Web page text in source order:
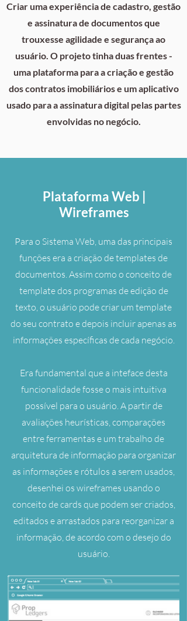
Criar uma experiência de cadastro, gestão
e assinatura de documentos que
trouxesse agilidade e segurança ao
usuário. O projeto tinha duas frentes -
uma plataforma para a criação e gestão
dos contratos imobiliários e um aplicativo
usado para a assinatura digital pelas partes
envolvidas no negócio.
Plataforma Web |
Wireframes
Para o Sistema Web, uma das principais
funções era a criação de templates de
documentos. Assim como o conceito de
template dos programas de edição de
texto, o usuário pode criar um template
do seu contrato e depois incluir apenas as
informações específicas de cada negócio.
Era fundamental que a inteface desta
funcionalidade fosse o mais intuitiva
possível para o usuário. A partir de
avaliações heurísticas, comparações
entre ferramentas e um trabalho de
arquitetura de informação para organizar
as informações e rótulos a serem usados,
desenhei os wireframes usando o
conceito de cards que podem ser criados,
editados e arrastados para reorganizar a
informação, de acordo com o desejo do
usuário.